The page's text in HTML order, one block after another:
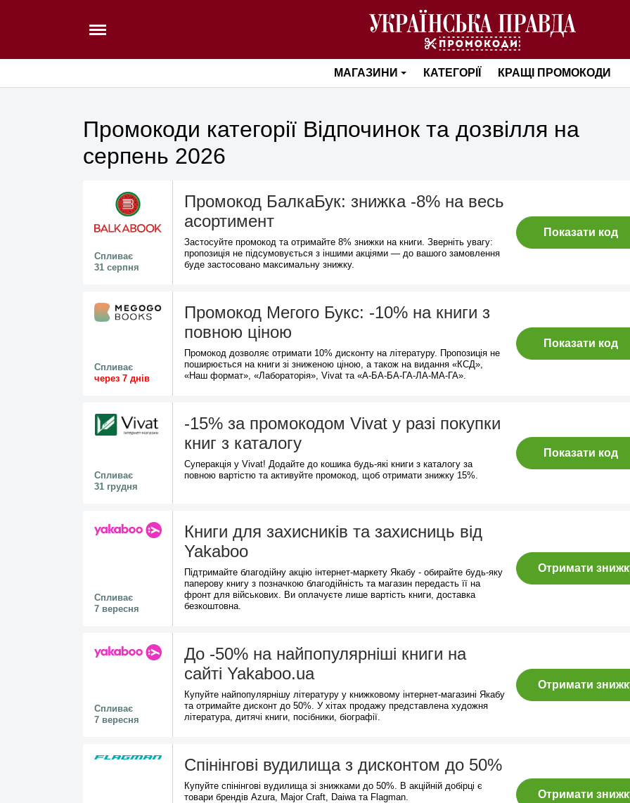
МАГАЗИНИ КАТЕГОРІЇ КРАЩІ ПРОМОКОДИ
Промокоди категорії Відпочинок та дозвілля на
серпень 2026
Спливає
31 серпня
Промокод БалкаБук: знижка -8% на весь
асортимент
Застосуйте промокод та отримайте 8% знижки на книги. Зверніть увагу:
пропозиція не підсумовується з іншими акціями — до вашого замовлення
буде застосовано максимальну знижку.
Показати код
Спливає
через 7 днів
Промокод Мегого Букс: -10% на книги з
повною ціною
Промокод дозволяє отримати 10% дисконту на літературу. Пропозиція не
поширюється на книги зі зниженою ціною, а також на видання «КСД»,
«Наш формат», «Лабораторія», Vivat та «А-БА-БА-ГА-ЛА-МА-ГА».
Показати код
Спливає
31 грудня
-15% за промокодом Vivat у разі покупки
книг з каталогу
Суперакція у Vivat! Додайте до кошика будь-які книги з каталогу за
повною вартістю та активуйте промокод, щоб отримати знижку 15%.
Показати код
Спливає
7 вересня
Книги для захисників та захисниць від
Yakaboo
Підтримайте благодійну акцію інтернет-маркету Якабу - обирайте будь-яку
паперову книгу з позначкою благодійність та магазин передасть її на
фронт для військових. Ви оплачуєте лише вартість книги, доставка
безкоштовна.
Отримати
Спливає
7 вересня
До -50% на найпопулярніші книги на
сайті Yakaboo.ua
Купуйте найпопулярнішу літературу у книжковому інтернет-магазині Якабу
та отримайте дисконт до 50%. У хітах продажу представлена художня
література, дитячі книги, посібники, біографії.
Отримати
Спінінгові вудилища з дисконтом до 50%
Купуйте спінінгові вудилища зі знижками до 50%. В акційній добірці є
товари брендів Azura, Major Craft, Daiwa та Flagman.
Отримати